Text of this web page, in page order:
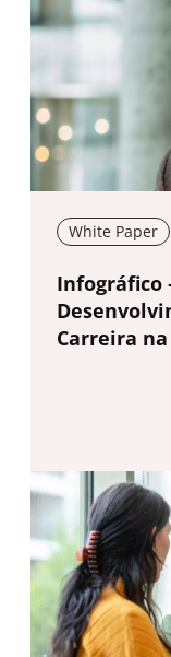
White Paper
New
Infográfico
Carreira